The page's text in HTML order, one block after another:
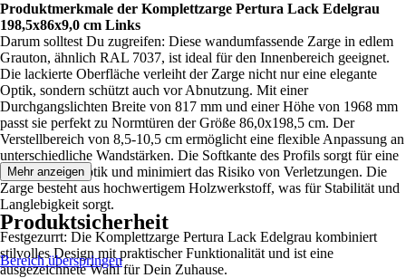
Produktmerkmale der Komplettzarge Pertura Lack Edelgrau
198,5x86x9,0 cm Links
Darum solltest Du zugreifen: Diese wandumfassende Zarge in edlem
Grauton, ähnlich RAL 7037, ist ideal für den Innenbereich geeignet.
Die lackierte Oberfläche verleiht der Zarge nicht nur eine elegante
Optik, sondern schützt auch vor Abnutzung. Mit einer
Durchgangslichten Breite von 817 mm und einer Höhe von 1968 mm
passt sie perfekt zu Normtüren der Größe 86,0x198,5 cm. Der
Verstellbereich von 8,5-10,5 cm ermöglicht eine flexible Anpassung an
unterschiedliche Wandstärken. Die Softkante des Profils sorgt für eine
angenehme Haptik und minimiert das Risiko von Verletzungen. Die
Zarge besteht aus hochwertigem Holzwerkstoff, was für Stabilität und
Langlebigkeit sorgt.
Festgezurrt: Die Komplettzarge Pertura Lack Edelgrau kombiniert
stilvolles Design mit praktischer Funktionalität und ist eine
ausgezeichnete Wahl für Dein Zuhause.
Mehr anzeigen
Produktsicherheit
Bereich überspringen